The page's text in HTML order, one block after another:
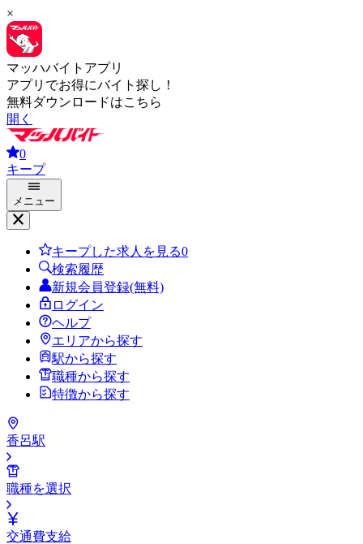
×
マッハバイトアプリ
アプリでお得にバイト探し！
無料ダウンロードはこちら
開く
0
キープ
メニュー
キープした求人を見る0
検索履歴
新規会員登録(無料)
ログイン
ヘルプ
エリアから探す
駅から探す
職種から探す
特徴から探す
香呂駅
職種を選択
交通費支給